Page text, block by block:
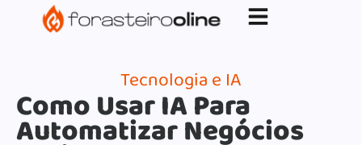
G-XVBZZCFH00pub-5970489886047746AW-
17954400846.
Tecnologia e IA
Como Usar IA Para
Automatizar Negócios